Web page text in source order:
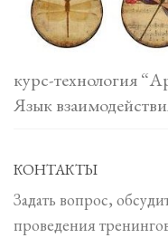
курс-технология
Язык
КОНТАКТЫ
Задать вопрос,
проведения